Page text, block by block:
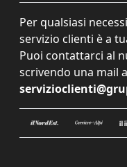
Per qualsiasi
servizio clienti è a
Puoi contattarci al
scrivendo una mail a